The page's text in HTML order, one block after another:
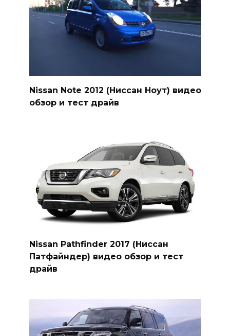
Nissan Note 2012 (Ниссан Ноут) видео
обзор и тест драйв
Nissan Pathfinder 2017 (Ниссан
Патфайндер) видео обзор и тест
драйв